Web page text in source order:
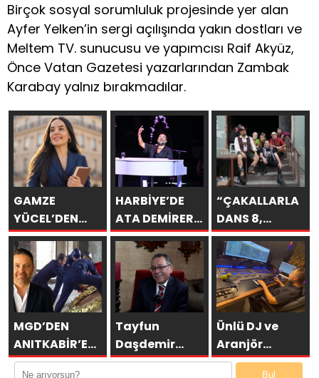
Birçok sosyal sorumluluk projesinde yer alan
Ayfer Yelken’in sergi açılışında yakın dostları ve
Meltem TV. sunucusu ve yapımcısı Raif Akyüz,
Önce Vatan Gazetesi yazarlarından Zambak
Karabay yalnız bırakmadılar.
GAMZE
YÜCEL’DEN
SEVGİYE
BİLİMSEL BAKIŞ
HARBİYE’DE
ATA DEMİRER
GAZİNOSU VE
BİNLERCE
KAHKAHA
“ÇAKALLARLA
DANS 8,
SERİNİN EN
KOMİK
FİLMLERİNDEN
BİRİ OLUYOR”
MGD’DEN
ANITKABİR’E
ANLAMLI
Tayfun
Daşdemir
Besteliyor
Ünlü DJ ve
Aranjör
Mahmut
Bul